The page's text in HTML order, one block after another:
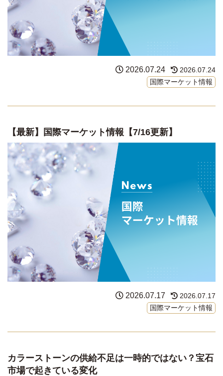
2026.07.24
2026.07.24
国際マーケット情報
【最新】国際マーケット情報【7/16更新】
2026.07.17
2026.07.17
国際マーケット情報
カラーストーンの供給不足は一時的ではない？宝石
市場で起きている変化